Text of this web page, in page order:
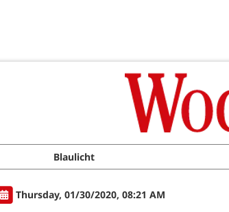
Blaulicht
Thursday, 01/30/2020, 08:21 AM